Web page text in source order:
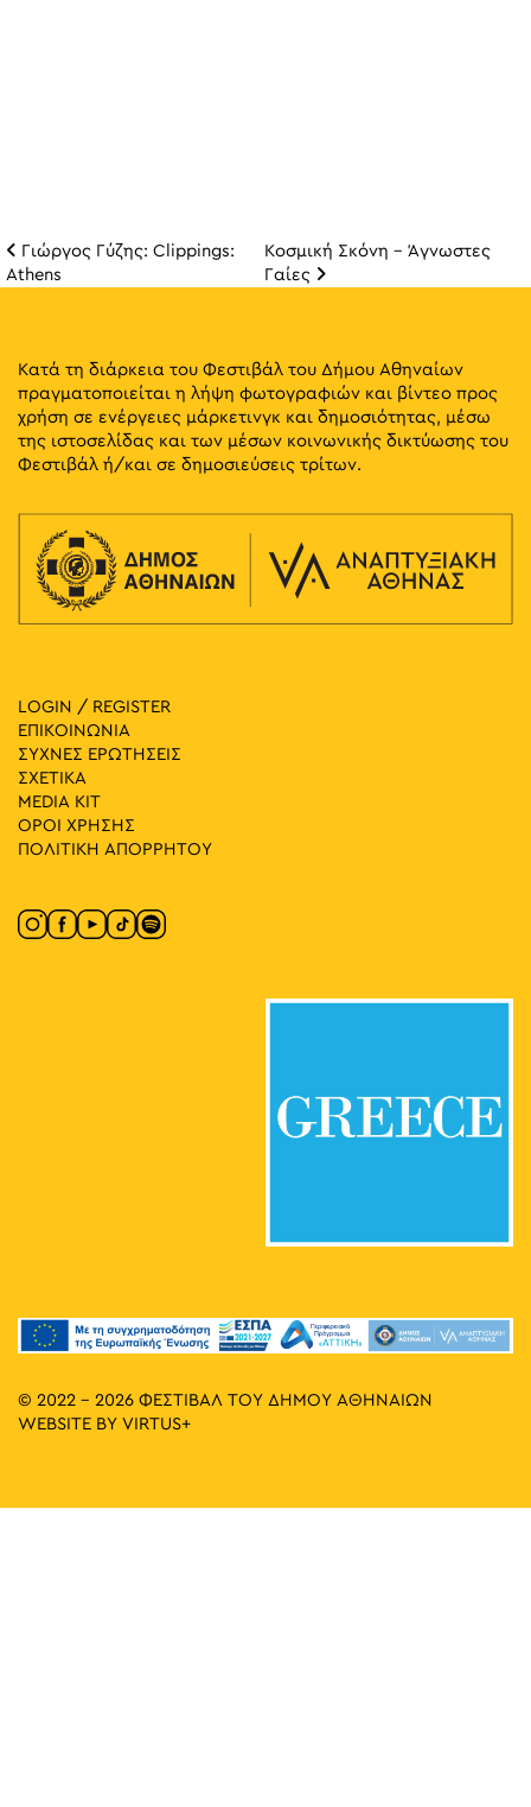
Πλοήγηση
Γιώργος Γύζης: Clippings:
Athens
Κοσμική Σκόνη – Άγνωστες
Γαίες
Κατά τη διάρκεια του Φεστιβάλ του Δήμου Αθηναίων
πραγματοποιείται η λήψη φωτογραφιών και βίντεο προς
χρήση σε ενέργειες μάρκετινγκ και δημοσιότητας, μέσω
της ιστοσελίδας και των μέσων κοινωνικής δικτύωσης του
Φεστιβάλ ή/και σε δημοσιεύσεις τρίτων.
LOGIN / REGISTER
ΕΠΙΚΟΙΝΩΝΙΑ
ΣΥΧΝΕΣ ΕΡΩΤΗΣΕΙΣ
ΣΧΕΤΙΚΑ
MEDIA ΚIT
ΟΡΟΙ ΧΡΗΣΗΣ
ΠΟΛΙΤΙΚΗ ΑΠΟΡΡΗΤΟΥ
© 2022 - 2026 ΦΕΣΤΙΒΑΛ ΤΟΥ ΔΗΜΟΥ ΑΘΗΝΑΙΩΝ
WEBSITE BY VIRTUS+